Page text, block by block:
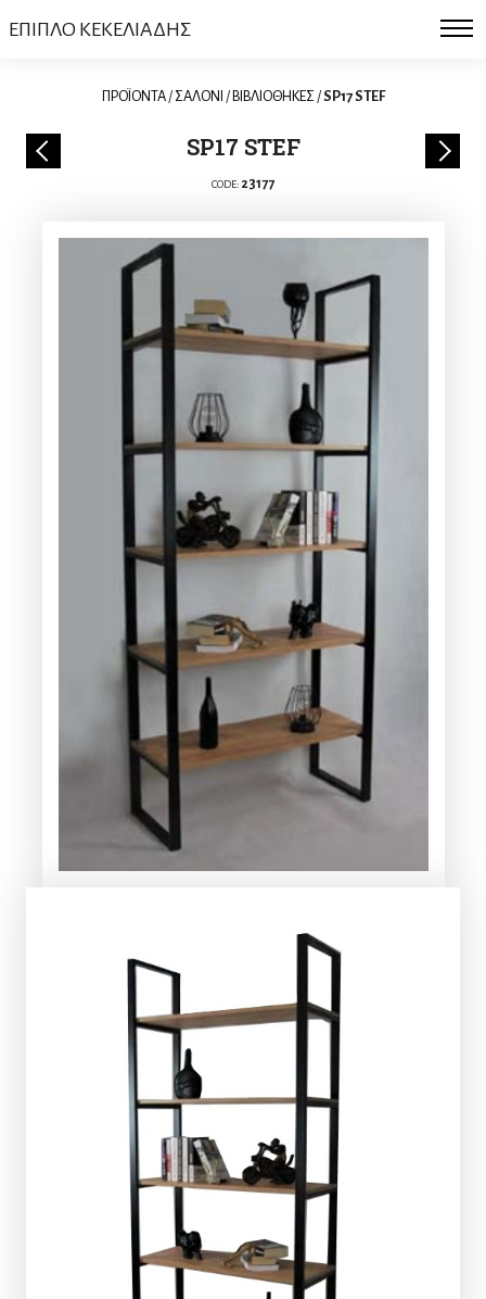
ΕΠΙΠΛΟ ΚΕΚΕΛΙΑΔΗΣ
ΠΡΟΪΟΝΤΑ/ ΣΑΛΟΝΙ / ΒΙΒΛΙΟΘΗΚΕΣ/SP17 STEF
SP17 STEF
CODE: 23177